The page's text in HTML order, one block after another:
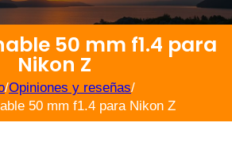
50 mm f1.4 para
Nikon Z
/Opiniones y reseñas/
50 mm f1.4 para Nikon Z